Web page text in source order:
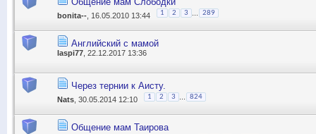
bonita-- , 16.05.2010 13:44 1 2 3 ... 289
Английский с мамой
laspi77 , 22.12.2017 13:36
Через тернии к Аисту.
Nats , 30.05.2014 12:10 1 2 3 824
Общение мам Таирова